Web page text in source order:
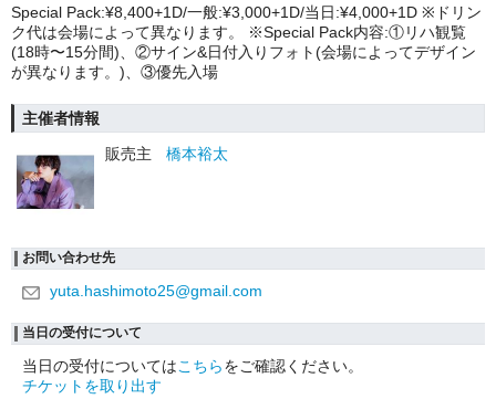
Special Pack:¥8,400+1D/一般:¥3,000+1D/当日:¥4,000+1D ※ドリン
ク代は会場によって異なります。 ※Special Pack内容:①リハ観覧
(18時〜15分間)、②サイン&日付入りフォト(会場によってデザイン
が異なります。)、③優先入場
主催者情報
販売主
橋本裕太
お問い合わせ先
yuta.hashimoto25@gmail.com
当日の受付について
当日の受付についてはこちらをご確認ください。
チケットを取り出す